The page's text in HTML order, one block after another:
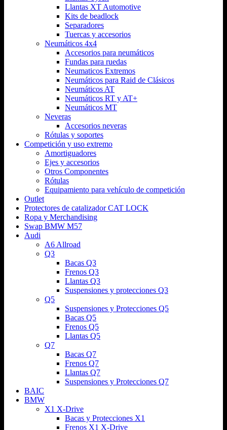
Llantas XT Automotive
Kits de beadlock
Separadores
Tuercas y accesorios
Neumáticos 4x4
Accesorios para neumáticos
Fundas para ruedas
Neumaticos Extremos
Neumáticos para Raid de Clásicos
Neumáticos AT
Neumáticos RT y AT+
Neumáticos MT
Neveras
Accesorios neveras
Rótulas y soportes
Competición y uso extremo
Amortiguadores
Ejes y accesorios
Otros Componentes
Rótulas
Equipamiento para vehículo de competición
Outlet
Protectores de catalizador CAT LOCK
Ropa y Merchandising
Swap BMW M57
Audi
A6 Allroad
Q3
Bacas Q3
Frenos Q3
Llantas Q3
Suspensiones y protecciones Q3
Q5
Suspensiones y Protecciones Q5
Bacas Q5
Frenos Q5
Llantas Q5
Q7
Bacas Q7
Frenos Q7
Llantas Q7
Suspensiones y Protecciones Q7
BAIC
BMW
X1 X-Drive
Bacas y Protecciones X1
Frenos X1 X-Drive